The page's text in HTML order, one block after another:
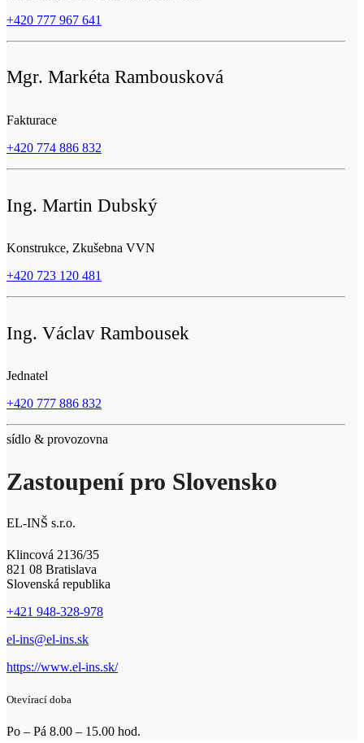
+420 777 967 641
Mgr. Markéta Rambousková
Fakturace
+420 774 886 832
Ing. Martin Dubský
Konstrukce, Zkušebna VVN
+420 723 120 481
Ing. Václav Rambousek
Jednatel
+420 777 886 832
sídlo & provozovna
Zastoupení pro Slovensko
EL-INŠ s.r.o.
Klincová 2136/35
821 08 Bratislava
Slovenská republika
+421 948-328-978
el-ins@el-ins.sk
https://www.el-ins.sk/
Otevírací doba
Po – Pá 8.00 – 15.00 hod.